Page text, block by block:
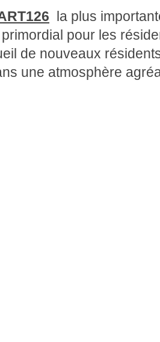
la plus
pour les
de nouveaux
une atmosphère